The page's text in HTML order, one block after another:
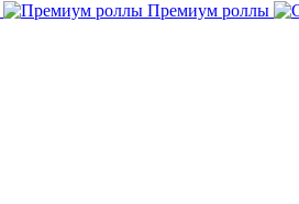
Премиум роллы